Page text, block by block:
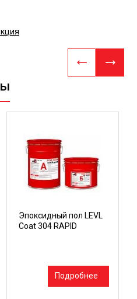
Эпоксидный пол LEVL
Coat 304 RAPID
Подробнее